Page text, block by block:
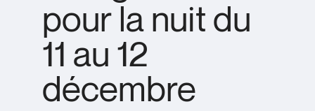
pour la nuit du
11 au 12
décembre